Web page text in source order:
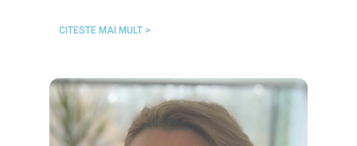
CITESTE MAI MULT >